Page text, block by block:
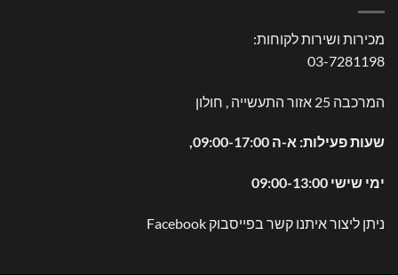
מכירות ושירות לקוחות:
03-7281198
המרכבה 25 אזור התעשייה , חולון
שעות פעילות: א-ה 09:00-17:00,
ימי שישי 09:00-13:00
ניתן ליצור איתנו קשר בפייסבוק Facebook